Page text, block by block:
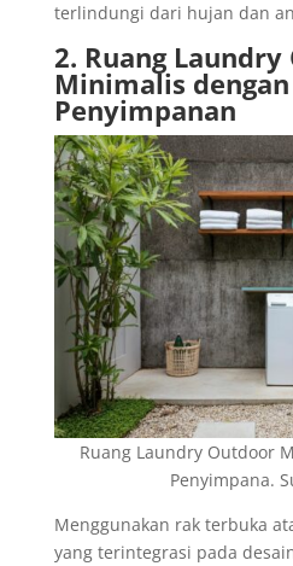
terlindungi dari hujan dan
2. Ruang
Minimalis
Penyimpanan
Ruang Laundry Outdoor
Penyimpana.
Menggunakan rak terbuka
yang terintegrasi pada